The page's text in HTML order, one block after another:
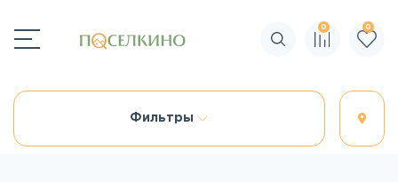
Поиск по сайту
0 0
Фильтры